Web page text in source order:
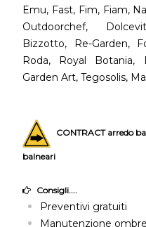
Emu, Fast, Fim, Fiam,
Outdoorchef,
Bizzotto, Re-Garden,
Roda, Royal Botania,
Garden Art, Tegosolis,
CONTRACT arredo
balneari
Consigli....
Preventivi gratuiti
Manutenzione